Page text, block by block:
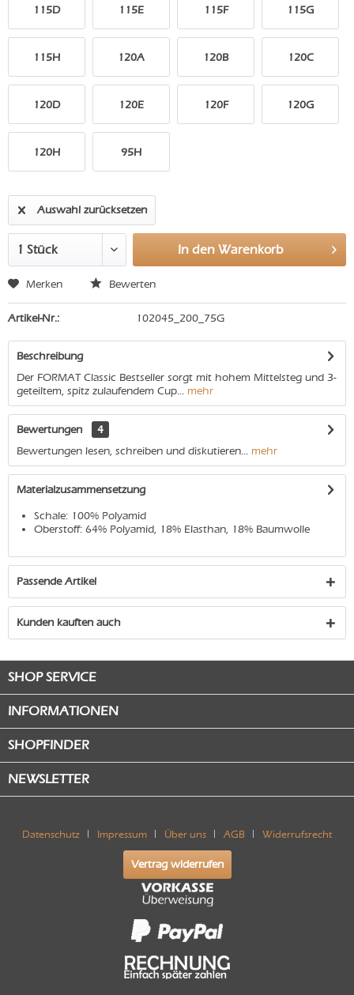
115D 115E 115F 115G
115H 120A 120B 120C
120D 120E 120F 120G
120H 95H
Auswahl zurücksetzen
In den Warenkorb
Merken Bewerten
Artikel-Nr.: 102045_200_75G
Beschreibung
Der FORMAT Classic Bestseller sorgt mit hohem Mittelsteg und 3-
geteiltem, spitz zulaufendem Cup... mehr
Bewertungen
4
Bewertungen lesen, schreiben und diskutieren... mehr
Materialzusammensetzung
Schale: 100% Polyamid
Oberstoff: 64% Polyamid, 18% Elasthan, 18% Baumwolle
Passende Artikel
Kunden kauften auch
SHOP SERVICE
INFORMATIONEN
SHOPFINDER
NEWSLETTER
Datenschutz Impressum Über uns AGB Widerrufsrecht
Vertrag widerrufen